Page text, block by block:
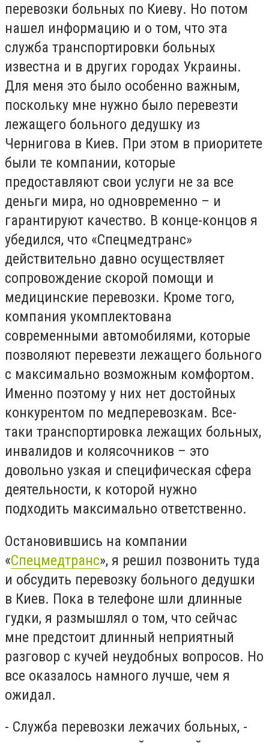
перевозки больных по Киеву. Но потом
нашел информацию и о том, что эта
служба транспортировки больных
известна и в других городах Украины.
Для меня это было особенно важным,
поскольку мне нужно было перевезти
лежащего больного дедушку из
Чернигова в Киев. При этом в приоритете
были те компании, которые
предоставляют свои услуги не за все
деньги мира, но одновременно – и
гарантируют качество. В конце-концов я
убедился, что «Спецмедтранс»
действительно давно осуществляет
сопровождение скорой помощи и
медицинские перевозки. Кроме того,
компания укомплектована
современными автомобилями, которые
позволяют перевезти лежащего больного
с максимально возможным комфортом.
Именно поэтому у них нет достойных
конкурентом по медперевозкам. Все-
таки транспортировка лежащих больных,
инвалидов и колясочников – это
довольно узкая и специфическая сфера
деятельности, к которой нужно
подходить максимально ответственно.
Остановившись на компании
«Спецмедтранс», я решил позвонить туда
и обсудить перевозку больного дедушки
в Киев. Пока в телефоне шли длинные
гудки, я размышлял о том, что сейчас
мне предстоит длинный неприятный
разговор с кучей неудобных вопросов. Но
все оказалось намного лучше, чем я
ожидал.
- Служба перевозки лежачих больных, -